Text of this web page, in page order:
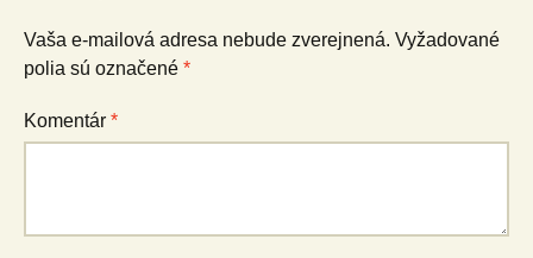
Vaša e-mailová adresa nebude zverejnená. Vyžadované
polia sú označené *
Komentár *